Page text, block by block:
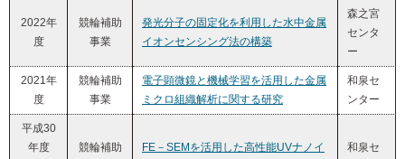
2022年
度
競輪補助
事業
発光分子の固定化を利用した水中金属
イオンセンシング法の構築
森之宮
センタ
ー
2021年
度
競輪補助
事業
電⼦顕微鏡と機械学習を活⽤した⾦属
ミクロ組織解析に関する研究
和泉セ
ンター
平成30
年度
競輪補助
FE－SEMを活用した高性能UVナノイ
和泉セ